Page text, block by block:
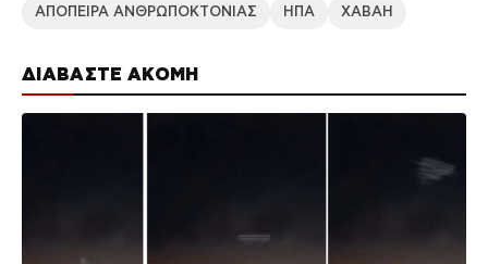
ΔΙΑΒΑΣΤΕ ΑΚΟΜΗ
ΑΠΟΠΕΙΡΑ ΑΝΘΡΩΠΟΚΤΟΝΙΑΣ ΗΠΑ ΧΑΒΑΗ